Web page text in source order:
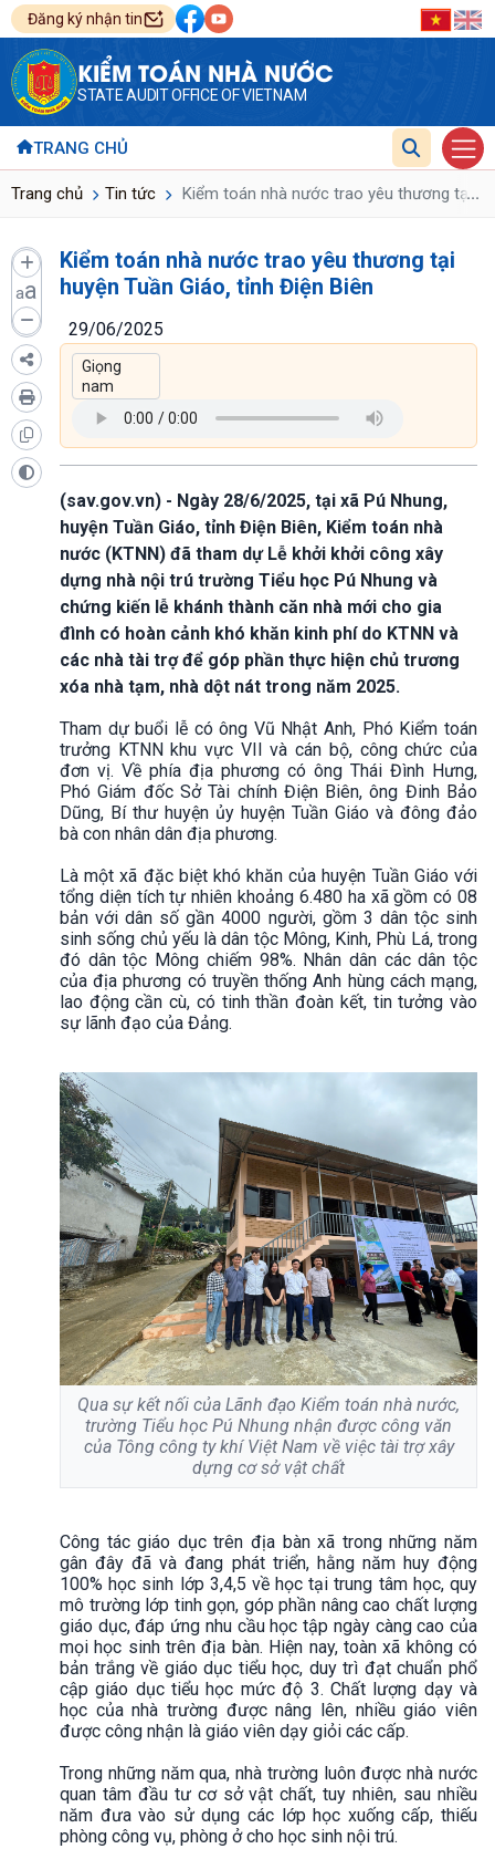
Đăng ký nhận tin
KIỂM TOÁN NHÀ NƯỚC
STATE AUDIT OFFICE OF VIETNAM
TRANG CHỦ
Trang chủ Tin tức Kiểm toán nhà nước trao yêu thương tại...
aa
Kiểm toán nhà nước trao yêu thương tại
huyện Tuần Giáo, tỉnh Điện Biên
29/06/2025
(sav.gov.vn) - Ngày 28/6/2025, tại xã Pú Nhung,
huyện Tuần Giáo, tỉnh Điện Biên, Kiểm toán nhà
nước (KTNN) đã tham dự Lễ khởi khởi công xây
dựng nhà nội trú trường Tiểu học Pú Nhung và
chứng kiến lễ khánh thành căn nhà mới cho gia
đình có hoàn cảnh khó khăn kinh phí do KTNN và
các nhà tài trợ để góp phần thực hiện chủ trương
xóa nhà tạm, nhà dột nát trong năm 2025.
Tham dự buổi lễ có ông Vũ Nhật Anh, Phó Kiểm toán
trưởng KTNN khu vực VII và cán bộ, công chức của
đơn vị. Về phía địa phương có ông Thái Đình Hưng,
Phó Giám đốc Sở Tài chính Điện Biên, ông Đinh Bảo
Dũng, Bí thư huyện ủy huyện Tuần Giáo và đông đảo
bà con nhân dân địa phương.
Là một xã đặc biệt khó khăn của huyện Tuần Giáo với
tổng diện tích tự nhiên khoảng 6.480 ha xã gồm có 08
bản với dân số gần 4000 người, gồm 3 dân tộc sinh
sinh sống chủ yếu là dân tộc Mông, Kinh, Phù Lá, trong
đó dân tộc Mông chiếm 98%. Nhân dân các dân tộc
của địa phương có truyền thống Anh hùng cách mạng,
lao động cần cù, có tinh thần đoàn kết, tin tưởng vào
sự lãnh đạo của Đảng.
Qua sự kết nối của Lãnh đạo Kiểm toán nhà nước,
trường Tiểu học Pú Nhung nhận được công văn
của Tông công ty khí Việt Nam về việc tài trợ xây
dựng cơ sở vật chất
Công tác giáo dục trên địa bàn xã trong những năm
gân đây đã và đang phát triển, hằng năm huy động
100% học sinh lớp 3,4,5 về học tại trung tâm học, quy
mô trường lớp tinh gọn, góp phần nâng cao chất lượng
giáo dục, đáp ứng nhu cầu học tập ngày càng cao của
mọi học sinh trên địa bàn. Hiện nay, toàn xã không có
bản trắng về giáo dục tiểu học, duy trì đạt chuẩn phổ
cập giáo dục tiểu học mức độ 3. Chất lượng dạy và
học của nhà trường được nâng lên, nhiều giáo viên
được công nhận là giáo viên dạy giỏi các cấp.
Trong những năm qua, nhà trường luôn được nhà nước
quan tâm đầu tư cơ sở vật chất, tuy nhiên, sau nhiều
năm đưa vào sử dụng các lớp học xuống cấp, thiếu
phòng công vụ, phòng ở cho học sinh nội trú.